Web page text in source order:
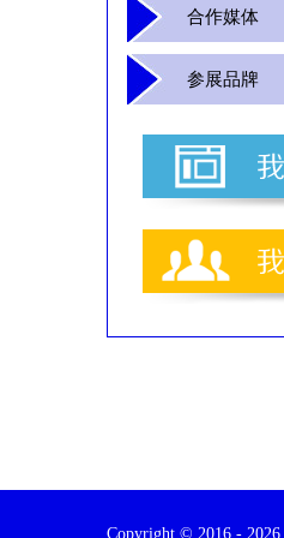
合作媒体
参展品牌
Copyright © 2016 - 2026